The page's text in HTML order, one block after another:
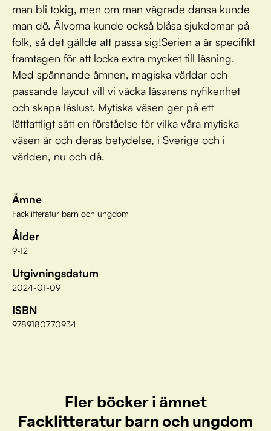
man bli tokig, men om man vägrade dansa kunde
man dö. Älvorna kunde också blåsa sjukdomar på
folk, så det gällde att passa sig!Serien a är specifikt
framtagen för att locka extra mycket till läsning.
Med spännande ämnen, magiska världar och
passande layout vill vi väcka läsarens nyfikenhet
och skapa läslust. Mytiska väsen ger på ett
lättfattligt sätt en förståelse för vilka våra mytiska
väsen är och deras betydelse, i Sverige och i
världen, nu och då.
Ämne
Facklitteratur barn och ungdom
Ålder
9-12
Utgivningsdatum
2024-01-09
ISBN
9789180770934
Fler böcker i ämnet
Facklitteratur barn och ungdom